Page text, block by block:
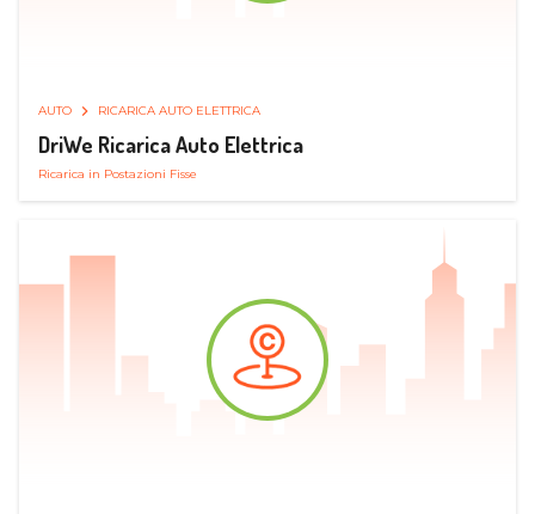
AUTO RICARICA AUTO ELETTRICA
DriWe Ricarica Auto Elettrica
Ricarica in Postazioni Fisse